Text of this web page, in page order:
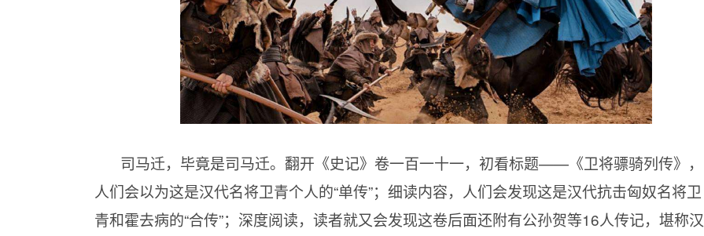
司马迁，毕竟是司马迁。翻开《史记》卷一百一十一，初看标题——《卫将骠骑列传》，
人们会以为这是汉代名将卫青个人的“单传”；细读内容，人们会发现这是汉代抗击匈奴名将卫
青和霍去病的“合传”；深度阅读，读者就又会发现这卷后面还附有公孙贺等16人传记，堪称汉